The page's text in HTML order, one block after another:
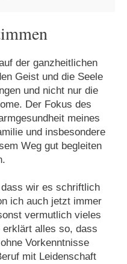
der ganzheitlichen
Geist und die Seele
und nicht nur die
Der Fokus des
meines
und insbesondere
Weg gut begleiten
wir es schriftlich
ich auch jetzt immer
vermutlich vieles
alles so, dass
Vorkenntnisse
mit Leidenschaft